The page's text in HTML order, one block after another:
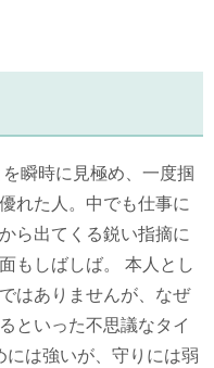
瞬時に見極め、一度掴
れた人。中でも仕事に
ら出てくる鋭い指摘に
もしばしば。 本人とし
はありませんが、なぜ
といった不思議なタイ
は強いが、守りには弱